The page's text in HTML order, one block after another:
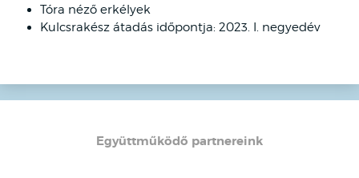
Tóra néző erkélyek
Kulcsrakész átadás időpontja: 2023. I. negyedév
Együttműködő partnereink